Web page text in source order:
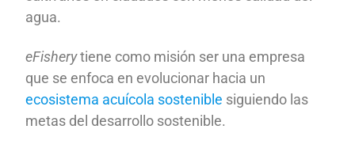
agua.
eFisherytiene como misión ser una empresa
que se enfoca en evolucionar hacia un
ecosistema acuícola sostenible siguiendo las
metas del desarrollo sostenible.